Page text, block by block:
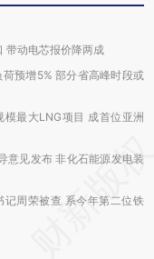
带动电芯报价降两成
预增5% 部分省高峰时段或
最大LNG项目 成首位亚洲
意见发布 非化石能源发电装
记周荣被查 系今年第二位铁